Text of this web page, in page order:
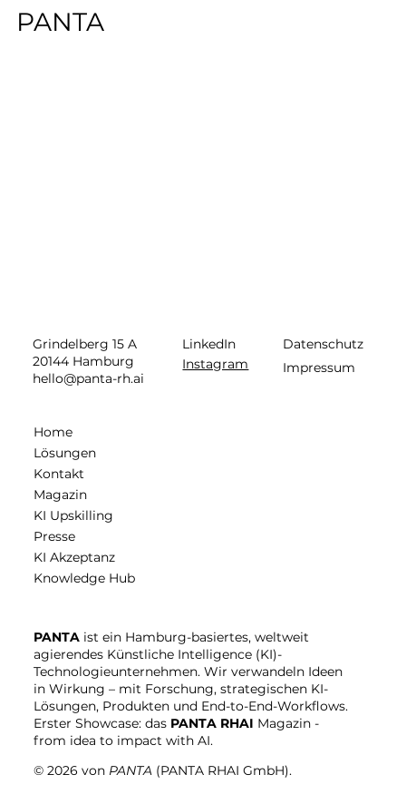
Grindelberg 15 A
20144 Hamburg
hello@panta-rh.ai
Home
Lösungen
Kontakt
Magazin
KI Upskilling
Presse
KI Akzeptanz
Knowledge Hub
PANTAist ein Hamburg-basiertes, weltweit
agierendes Künstliche Intelligence (KI)-
Technologieunternehmen. Wir verwandeln Ideen
in Wirkung – mit Forschung, strategischen KI-
Lösungen, Produkten und End-to-End-Workflows.
Erster Showcase: das PANTA RHAI Magazin -
from idea to impact with AI.
© 2026 von PANTA(PANTA RHAI GmbH).
LinkedIn
Instagram
Datenschutz
Impressum
PANTA